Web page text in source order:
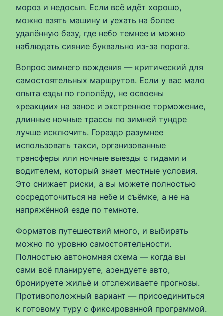
мороз и недосып. Если всё идёт хорошо,
можно взять машину и уехать на более
удалённую базу, где небо темнее и можно
наблюдать сияние буквально из-за порога.
Вопрос зимнего вождения — критический для
самостоятельных маршрутов. Если у вас мало
опыта езды по гололёду, не освоены
«реакции» на занос и экстренное торможение,
длинные ночные трассы по зимней тундре
лучше исключить. Гораздо разумнее
использовать такси, организованные
трансферы или ночные выезды с гидами и
водителем, который знает местные условия.
Это снижает риски, а вы можете полностью
сосредоточиться на небе и съёмке, а не на
напряжённой езде по темноте.
Форматов путешествий много, и выбирать
можно по уровню самостоятельности.
Полностью автономная схема — когда вы
сами всё планируете, арендуете авто,
бронируете жильё и отслеживаете прогнозы.
Противоположный вариант — присоединиться
к готовому туру с фиксированной программой.